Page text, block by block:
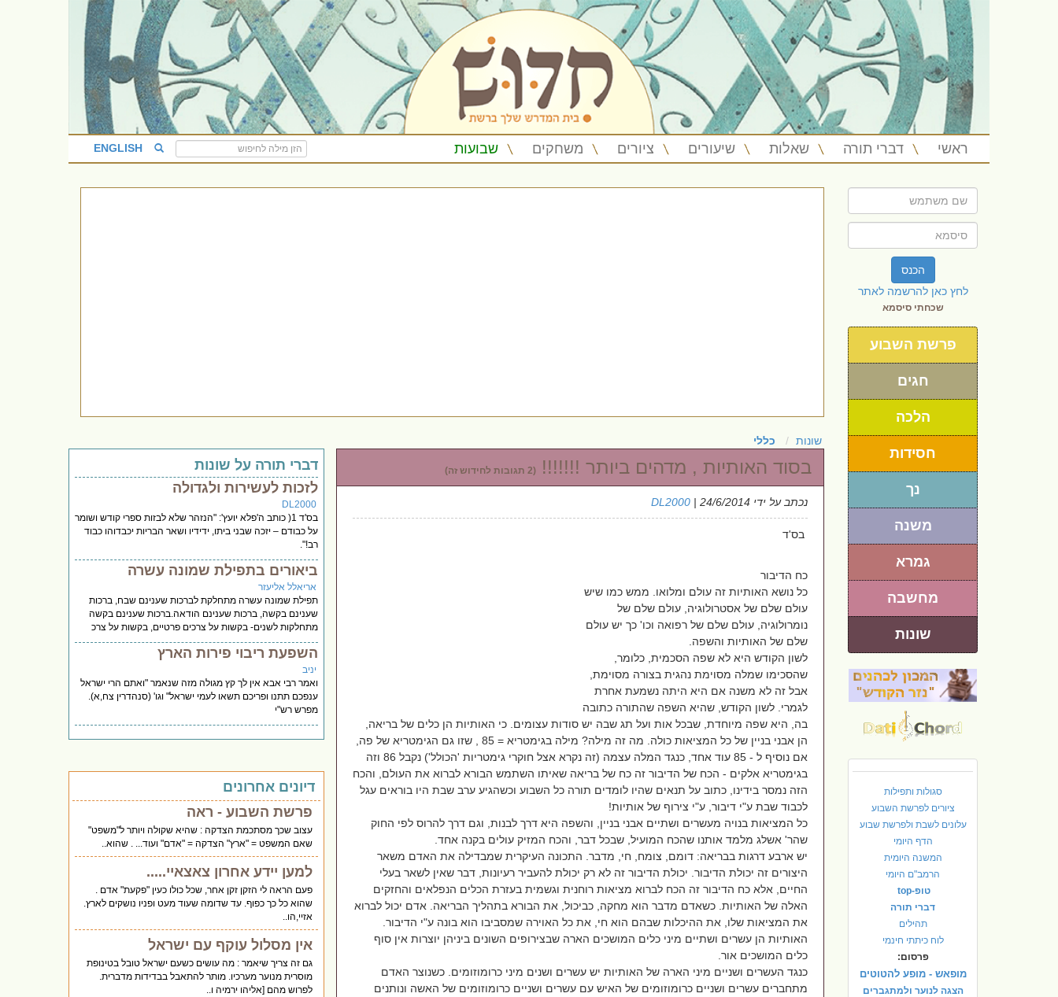
ראשי דברי תורה שאלות שיעורים ציורים משחקים שבועות ENGLISH
הכנס
לחץ כאן להרשמה לאתר
שכחתי סיסמא
פרשת השבוע
חגים
הלכה
חסידות
נך
משנה
גמרא
מחשבה
שונות
סגולות ותפילות
ציורים לפרשת השבוע
עלונים לשבת ולפרשת שבוע
הדף היומי
המשנה היומית
הרמב"ם היומי
טופ-top
דברי תורה
תהילים
לוח כיתתי חינמי
פרסום:
מופאש - מופע להטוטים
הצגה לנוער ולמתגברים
שונות כללי
בסוד האותיות , מדהים ביותר !!!!!!! (2 תגובות לחידוש זה)
נכתב על ידי DL2000 | 24/6/2014
בס'ד
כח הדיבור
כל נושא האותיות זה עולם ומלואו. ממש כמו שיש
עולם שלם של אסטרולוגיה, עולם שלם של
נומרולוגיה, עולם שלם של רפואה וכו' כך יש עולם
שלם של האותיות והשפה.
לשון הקודש היא לא שפה הסכמית, כלומר,
שהסכימו שמלה מסוימת נהגית בצורה מסוימת,
אבל זה לא משנה אם היא היתה נשמעת אחרת
לגמרי. לשון הקודש, שהיא השפה שהתורה כתובה
בה, היא שפה מיוחדת, שבכל אות ועל תג שבה יש סודות עצומים. כי האותיות הן כלים של בריאה,
הן אבני בניין של כל המציאות כולה. מה זה מילה? מילה בגימטריא = 85 , שזו גם הגימטריא של פה,
אם נוסיף ל - 85 עוד אחד, כנגד המלה עצמה (זה נקרא אצל חוקרי גימטריות 'הכולל') נקבל 86 וזה
בגימטריא אלקים - הכח של הדיבור זה כח של בריאה שאיתו השתמש הבורא לברוא את העולם, והכח
הזה נמסר בידינו, כתוב על תנאים שהיו לומדים תורה כל השבוע וכשהגיע ערב שבת היו בוראים עגל
לכבוד שבת ע"י דיבור, ע"י צירוף של אותיות!
כל המציאות בנויה מעשרים ושתיים אבני בניין, והשפה היא דרך לבנות, וגם דרך להרוס לפי החוק
שהר' אשלג מלמד אותנו שהכח המועיל, שבכל דבר, והכח המזיק עולים בקנה אחד.
יש ארבע דרגות בבריאה: דומם, צומח, חי, מדבר. התכונה העיקרית שמבדילה את האדם משאר
היצורים זה יכולת הדיבור. יכולת הדיבור זה לא רק יכולת להעביר רעיונות, דבר שאין לשאר בעלי
החיים, אלא כח הדיבור זה הכח לברוא מציאות רוחנית וגשמית בעזרת הכלים הנפלאים והחזקים
האלה של האותיות. כשאדם מדבר הוא מחקה, כביכול, את הבורא בתהליך הבריאה. אדם יכול לברוא
את המציאות שלו, את ההיכלות שבהם הוא חי, את כל האוירה שמסביבו הוא בונה ע"י הדיבור.
האותיות הן עשרים ושתיים מיני כלים המושכים הארה שבצירופים השונים ביניהן יוצרות אין סוף
כלים המושכים אור.
כנגד העשרים ושניים מיני הארה של האותיות יש עשרים ושנים מיני כרומוזומים. כשנוצר האדם
מתחברים עשרים ושניים כרומוזומים של האיש עם עשרים ושניים כרומוזומים של האשה ונותנים
דברי תורה על שונות
לזכות לעשירות ולגדולה
DL2000
בס'ד 1( כותב ה'פלא יועץ': "הנזהר שלא לבזות ספרי קודש ושומר
על כבודם – יזכה שבני ביתו, ידידיו ושאר הבריות יכבדוהו כבוד
רב!".
ביאורים בתפילת שמונה עשרה
אריאלל אליעזר
תפילת שמונה עשרה מתחלקת לברכות שענינם שבח, ברכות
שענינם בקשה, ברכות שענינם הודאה.ברכות שענינם בקשה
מתחלקות לשנים- בקשות על צרכים פרטיים, בקשות על צרכ
השפעת ריבוי פירות הארץ
יניב
ואמר רבי אבא אין לך קץ מגולה מזה שנאמר "ואתם הרי ישראל
ענפכם תתנו ופריכם תשאו לעמי ישראל" וגו' (סנהדרין צח,א).
מפרש רש"י
דיונים אחרונים
פרשת השבוע - ראה
עצוב שכך מסתכמת הצדקה : שהיא שקולה ויותר ל"משפט"
שאם המשפט = "ארץ" הצדקה = "אדם" ועוד... . שהוא..
למען יידע אחרון צאצאיי.....
פעם הראה לי הזקן זקן אחר, שכל כולו כעין "פקעת" אדם .
שהוא כל כך כפוף. עד שדומה שעוד מעט ופניו נושקים לארץ.
אזיי,הו..
אין מסלול עוקף עם ישראל
גם זה צריך שיאמר : מה עושים כשעם ישראל טובל בטינופת
מוסרית מנוער מערכיו. מותר להתאבל בבדידות מדברית.
לפרוש מהם [אליהו ירמיה ו..